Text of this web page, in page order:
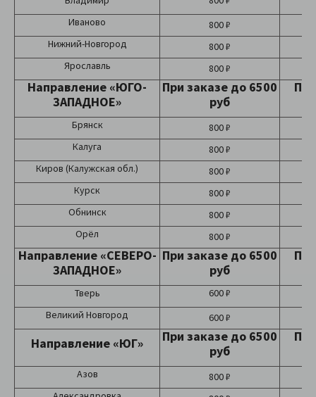
Иваново
800 ₽
Нижний-Новгород
800 ₽
Ярославль
800 ₽
Направление «ЮГО-
ЗАПАДНОЕ»
При заказе до 6500
руб
Брянск
800 ₽
Калуга
800 ₽
Киров (Калужская обл.)
800 ₽
Курск
800 ₽
Обнинск
800 ₽
Орёл
800 ₽
Направление «СЕВЕРО-
ЗАПАДНОЕ»
При заказе до 6500
руб
Тверь
600 ₽
Великий Новгород
600 ₽
Направление «ЮГ»
При заказе до 6500
руб
Азов
800 ₽